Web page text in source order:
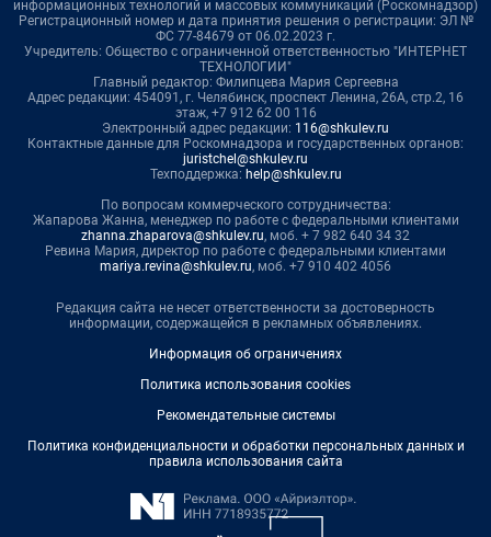
информационных технологий и массовых коммуникаций (Роскомнадзор)
Регистрационный номер и дата принятия решения о регистрации: ЭЛ №
ФС 77-84679 от 06.02.2023 г.
Учредитель: Общество с ограниченной ответственностью "ИНТЕРНЕТ
ТЕХНОЛОГИИ"
Главный редактор: Филипцева Мария Сергеевна
Адрес редакции: 454091, г. Челябинск, проспект Ленина, 26А, стр.2, 16
этаж, +7 912 62 00 116
Электронный адрес редакции: 116@shkulev.ru
Контактные данные для Роскомнадзора и государственных органов:
juristchel@shkulev.ru
Техподдержка: help@shkulev.ru
По вопросам коммерческого сотрудничества:
Жапарова Жанна, менеджер по работе с федеральными клиентами
zhanna.zhaparova@shkulev.ru, моб. + 7 982 640 34 32
Ревина Мария, директор по работе с федеральными клиентами
mariya.revina@shkulev.ru, моб. +7 910 402 4056
Редакция сайта не несет ответственности за достоверность
информации, содержащейся в рекламных объявлениях.
Информация об ограничениях
Политика использования cookies
Рекомендательные системы
Политика конфиденциальности и обработки персональных данных и
правила использования сайта